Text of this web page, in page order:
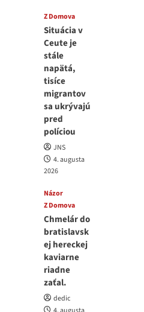
Z Domova
Situácia v
Ceute je
stále
napätá,
tisíce
migrantov
sa ukrývajú
pred
políciou
JNS
4. augusta
2026
Názor
Z Domova
Chmelár do
bratislavsk
ej hereckej
kaviarne
riadne
zaťal.
dedic